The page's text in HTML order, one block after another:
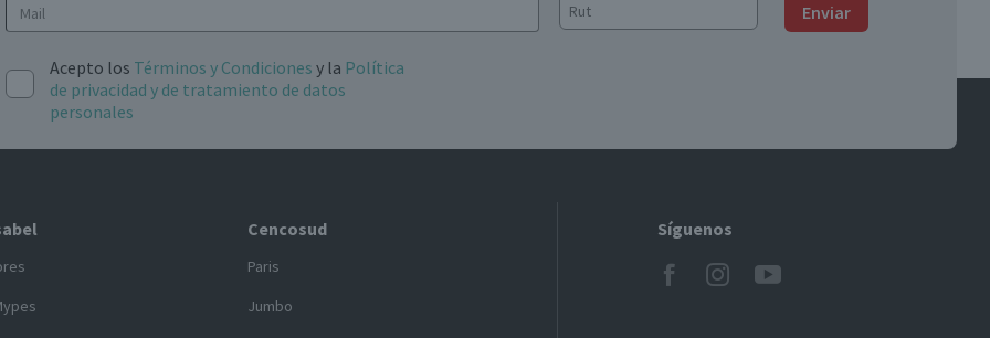
Enviar
Acepto los Términos y Condiciones y la Política
de privacidad y de tratamiento de datos
personales
Cencosud
Paris
Jumbo
Síguenos